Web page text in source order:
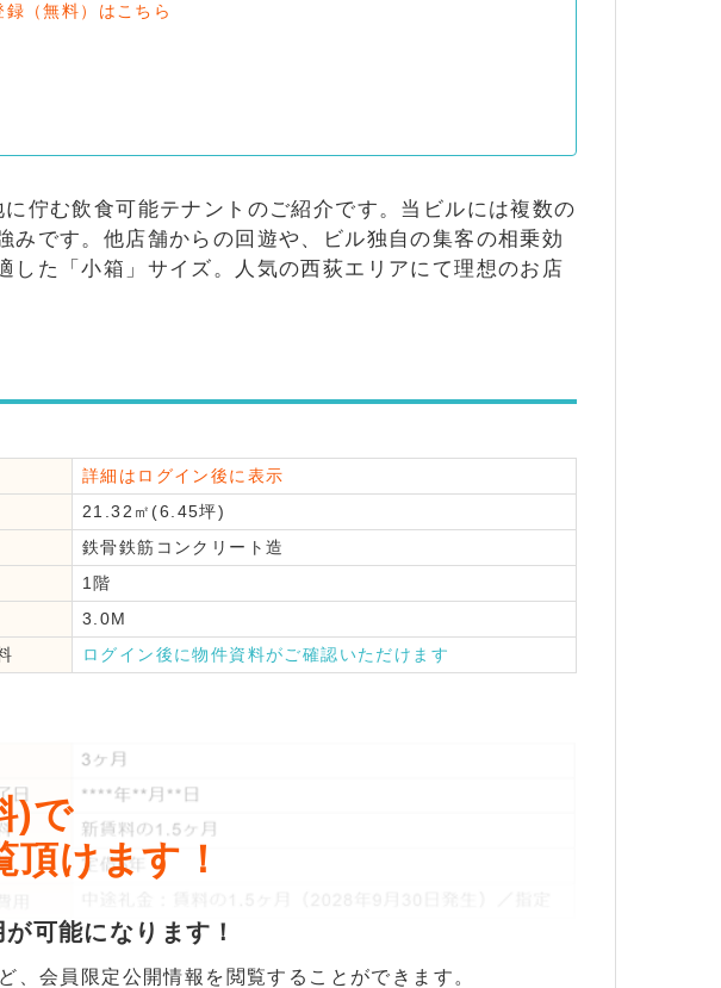
（無料）はこちら
佇む飲食可能テナントのご紹介です。当ビルには複数の
です。他店舗からの回遊や、ビル独自の集客の相乗効
た「小箱」サイズ。人気の西荻エリアにて理想のお店
詳細はログイン後に表示
21.32㎡(6.45坪)
鉄骨鉄筋コンクリート造
1階
3.0M
ログイン後に物件資料がご確認いただけます
)で
けます！
可能になります！
会員限定公開情報を閲覧することができます。